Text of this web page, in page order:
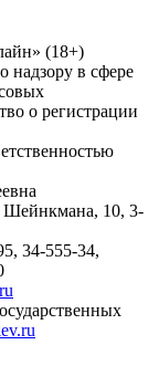
(18+)
надзору в сфере
о регистрации
Шейнкмана, 10, 3-
34-555-34,